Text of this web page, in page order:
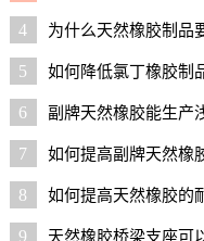
4 为什么天然橡胶制品
5 如何降低氯丁橡胶制
6 副牌天然橡胶能生产
7 如何提高副牌天然橡
8 如何提高天然橡胶的
9 天然橡胶桥梁支座可